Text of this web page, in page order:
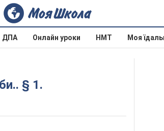
ДПА Онлайн уроки НМТ Моя
§ 1.